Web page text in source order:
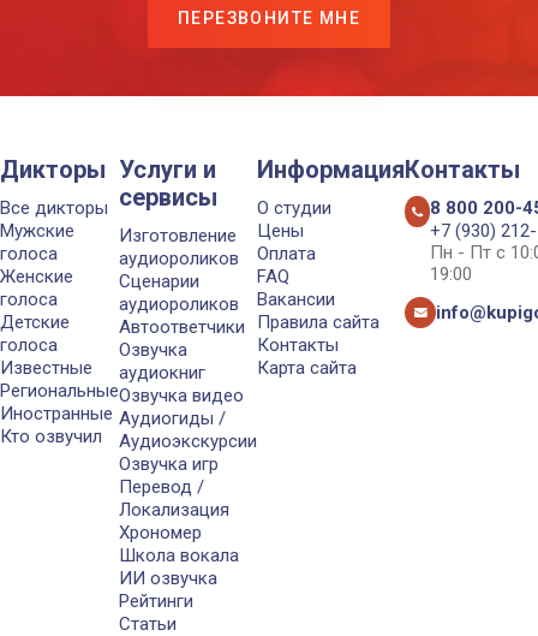
ПЕРЕЗВОНИТЕ МНЕ
Дикторы
Все дикторы
Мужские
голоса
Женские
голоса
Детские
голоса
Известные
Региональные
Иностранные
Кто озвучил
Услуги и
сервисы
Изготовление
аудиороликов
Сценарии
аудиороликов
Автоответчики
Озвучка
аудиокниг
Озвучка видео
Аудиогиды /
Аудиоэкскурсии
Озвучка игр
Перевод /
Локализация
Хрономер
Школа вокала
ИИ озвучка
Рейтинги
Статьи
Информация
О студии
Цены
Оплата
FAQ
Вакансии
Правила сайта
Контакты
Карта сайта
Контакты
8 800 200-
+7 (930)
Пн - Пт с
19:00